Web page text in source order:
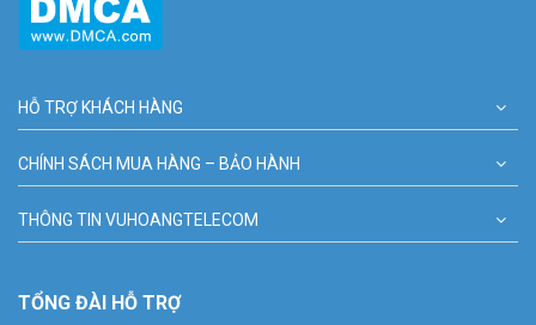
HỖ TRỢ KHÁCH HÀNG
CHÍNH SÁCH MUA HÀNG – BẢO HÀNH
THÔNG TIN VUHOANGTELECOM
TỔNG ĐÀI HỖ TRỢ